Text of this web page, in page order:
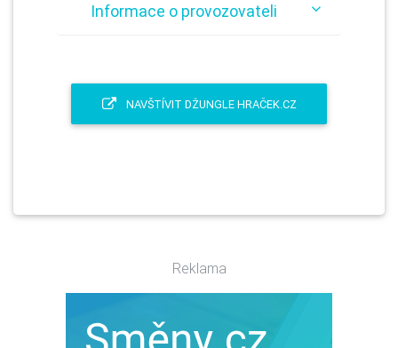
Informace o provozovateli
NAVŠTÍVIT DŽUNGLE HRAČEK.CZ
Reklama